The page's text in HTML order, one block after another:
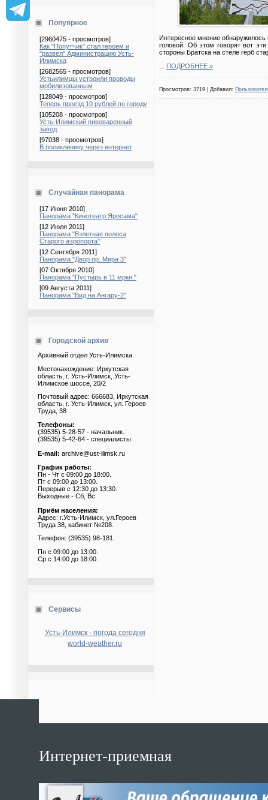
Попуярное
[2960475 - просмотров]
Как "Попутчик" стал героем и
"развел" Администрацию Усть-
Илимска
[2682565 - просмотров]
Устьилимцы устроили проводы
мобилизованным
[128049 - просмотров]
Теперь проезд 10 рублей по городу
[105208 - просмотров]
Усть-Илимский пивоваренный
завод
[97038 - просмотров]
В поликлинику через интернет
Случайная панорама
[17 Июня 2010]
Панорама "Кинотеатр Яросама"
[12 Июля 2011]
Панорама "Взлетная полоса
Старого аэропорта"
[12 Сентября 2011]
Панорама "Двор пр. Мира 3"
[07 Октября 2010]
Панорама "Пустырь в 11 мркн."
[09 Августа 2011]
Панорама "Вид на Ангару-2"
Городской архив
Архивный отдел Усть-Илимска
Местонахождение: Иркутская
область, г. Усть-Илимск, Усть-
Илимское шоссе, 20/2
Почтовый адрес: 666683, Иркутская
область, г. Усть-Илимск, ул. Героев
Труда, 38
Телефоны:
(39535) 5-28-57 - начальник.
(39535) 5-42-64 - специалисты.
E-mail: archive@ust-ilimsk.ru
График работы:
Пн - Чт с 09:00 до 18:00.
Пт с 09:00 до 13:00.
Перерыв с 12:30 до 13:30.
Выходные - Сб, Вс.
Приём населения:
Адрес: г.Усть-Илимск, ул.Героев
Труда 38, кабинет №208.
Телефон: (39535) 98-181.
Пн с 09:00 до 13:00.
Ср с 14:00 до 18:00.
Сервисы
Усть-Илимск - погода сегодня
world-weather.ru
Интересное мнение обнаружилось
головой. Об этом говорят вот
стороны Братска на стеле герб
ПОДРОБНЕЕ »
Просмотров: 3719 | Добавил:
Интернет-приемная